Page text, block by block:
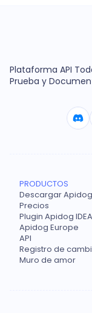
Plataforma API
Prueba y
PRODUCTOS
Descargar Apidog
Precios
Plugin Apidog IDEA
Apidog Europe
API
Registro de
Muro de amor